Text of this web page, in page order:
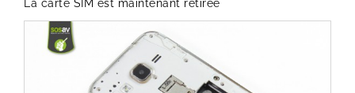
La carte SIM est maintenant retirée